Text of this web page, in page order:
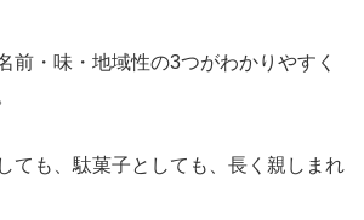
前・味・地域性の3つがわかりやすく
ても、駄菓子としても、長く親しまれ